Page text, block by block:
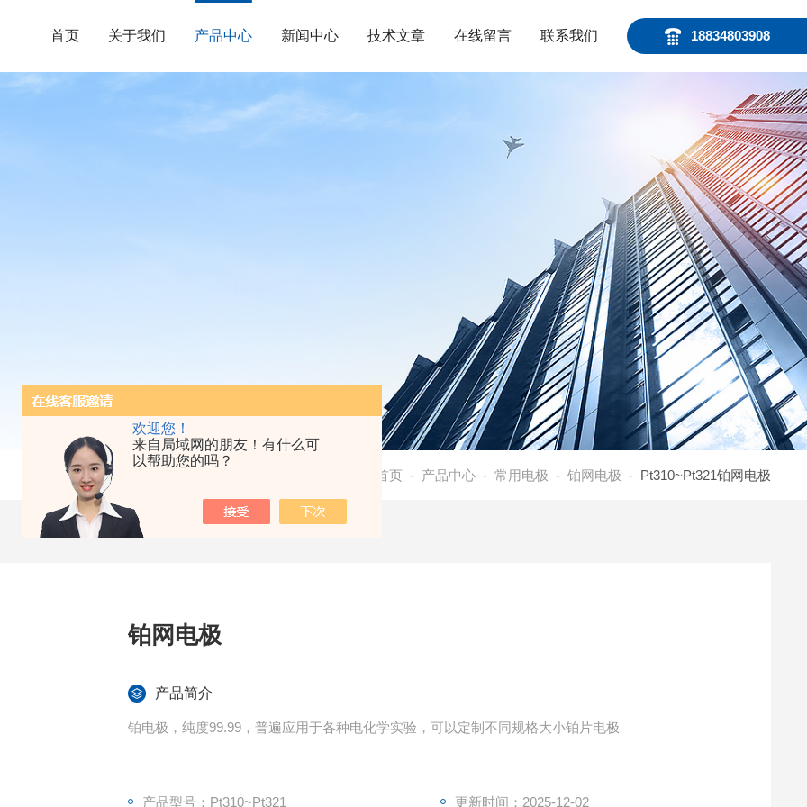
欢迎您！
来自局域网的朋友！有什么可
以帮助您的吗？
18834803908
首页 关于我们 产品中心 新闻中心 技术文章 在线留言 联系我们
首页 - 产品中心- 常用电极 - 铂网电极 - Pt310~Pt321铂网电极
铂网电极
产品简介
铂电极，纯度99.99，普遍应用于各种电化学实验，可以定制不同规格大小铂片电极
产品型号：Pt310~Pt321 更新时间：2025-12-02